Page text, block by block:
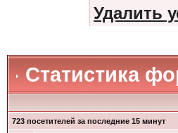
Удалить
Статистика
723 посетителей за последние 15 минут